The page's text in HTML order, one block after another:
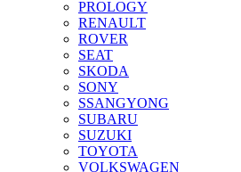
PROLOGY
RENAULT
ROVER
SEAT
SKODA
SONY
SSANGYONG
SUBARU
SUZUKI
TOYOTA
VOLKSWAGEN